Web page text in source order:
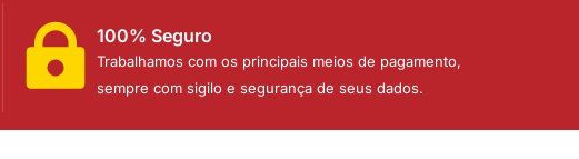
100% Seguro
Trabalhamos com os principais meios de pagamento,
sempre com sigilo e segurança de seus dados.